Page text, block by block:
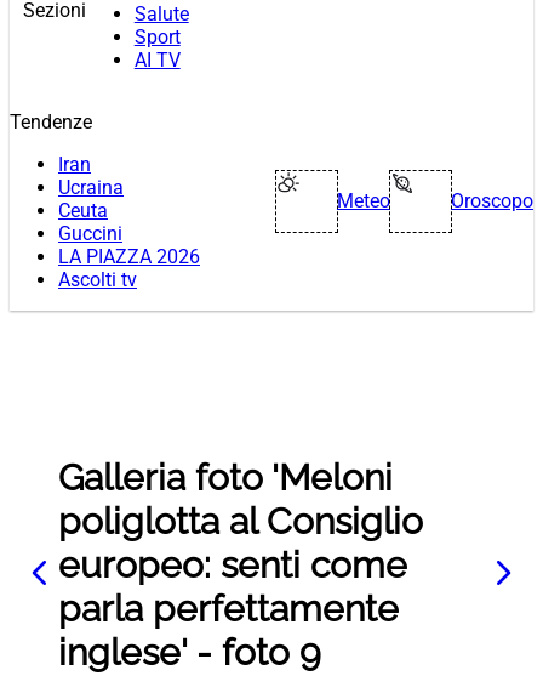
Sezioni
Salute
Sport
AI TV
Tendenze
Iran
Ucraina
Ceuta
Guccini
LA PIAZZA 2026
Ascolti tv
Meteo Oroscopo
Galleria foto 'Meloni
poliglotta al Consiglio
europeo: senti come
parla perfettamente
inglese' - foto 9